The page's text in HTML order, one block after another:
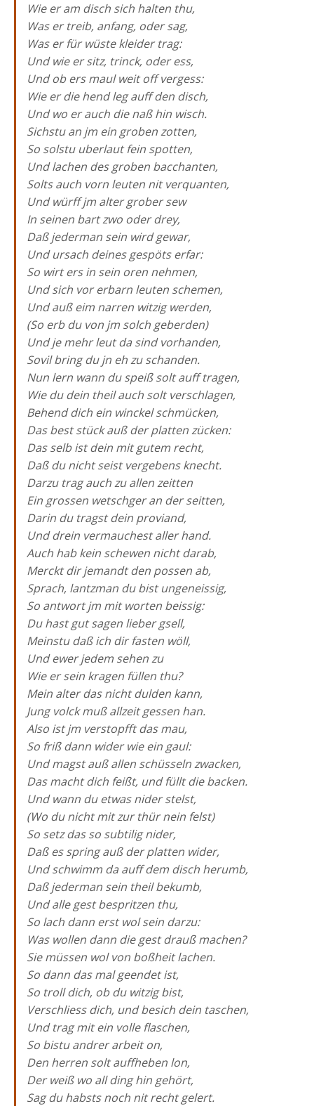
Wie er am disch sich halten thu,
Was er treib, anfang, oder sag,
Was er für wüste kleider trag:
Und wie er sitz, trinck, oder ess,
Und ob ers maul weit off vergess:
Wie er die hend leg auff den disch,
Und wo er auch die naß hin wisch.
Sichstu an jm ein groben zotten,
So solstu uberlaut fein spotten,
Und lachen des groben bacchanten,
Solts auch vorn leuten nit verquanten,
Und würff jm alter grober sew
In seinen bart zwo oder drey,
Daß jederman sein wird gewar,
Und ursach deines gespöts erfar:
So wirt ers in sein oren nehmen,
Und sich vor erbarn leuten schemen,
Und auß eim narren witzig werden,
(So erb du von jm solch geberden)
Und je mehr leut da sind vorhanden,
Sovil bring du jn eh zu schanden.
Nun lern wann du speiß solt auff tragen,
Wie du dein theil auch solt verschlagen,
Behend dich ein winckel schmücken,
Das best stück auß der platten zücken:
Das selb ist dein mit gutem recht,
Daß du nicht seist vergebens knecht.
Darzu trag auch zu allen zeitten
Ein grossen wetschger an der seitten,
Darin du tragst dein proviand,
Und drein vermauchest aller hand.
Auch hab kein schewen nicht darab,
Merckt dir jemandt den possen ab,
Sprach, lantzman du bist ungeneissig,
So antwort jm mit worten beissig:
Du hast gut sagen lieber gsell,
Meinstu daß ich dir fasten wöll,
Und ewer jedem sehen zu
Wie er sein kragen füllen thu?
Mein alter das nicht dulden kann,
Jung volck muß allzeit gessen han.
Also ist jm verstopfft das mau,
So friß dann wider wie ein gaul:
Und magst auß allen schüsseln zwacken,
Das macht dich feißt, und füllt die backen.
Und wann du etwas nider stelst,
(Wo du nicht mit zur thür nein felst)
So setz das so subtilig nider,
Daß es spring auß der platten wider,
Und schwimm da auff dem disch herumb,
Daß jederman sein theil bekumb,
Und alle gest bespritzen thu,
So lach dann erst wol sein darzu:
Was wollen dann die gest drauß machen?
Sie müssen wol von boßheit lachen.
So dann das mal geendet ist,
So troll dich, ob du witzig bist,
Verschliess dich, und besich dein taschen,
Und trag mit ein volle flaschen,
So bistu andrer arbeit on,
Den herren solt auffheben lon,
Der weiß wo all ding hin gehört,
Sag du habsts noch nit recht gelert.